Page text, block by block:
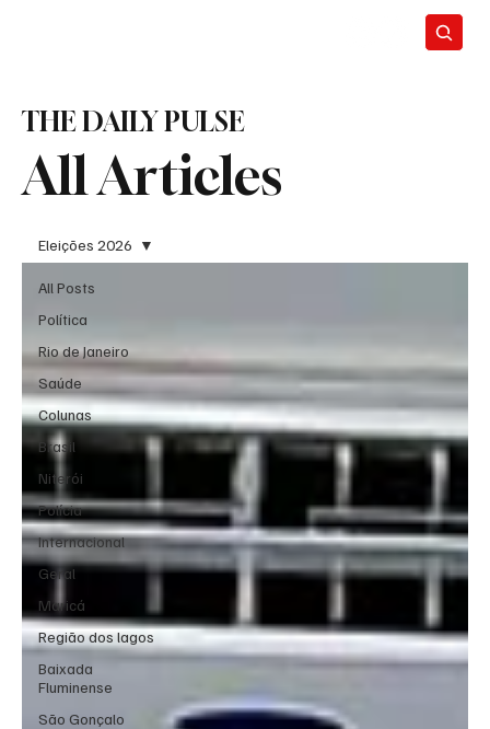
All Articles
THE DAILY PULSE
All Posts
Política
Rio de Janeiro
Saúde
Colunas
Brasil
Niterói
Polícia
Internacional
Geral
Maricá
Região dos lagos
Baixada
Fluminense
São Gonçalo
Eleições 2026